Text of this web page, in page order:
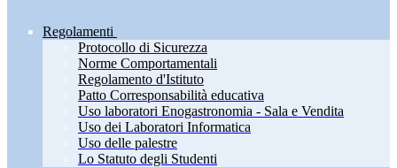
Regolamenti
Protocollo di Sicurezza
Norme Comportamentali
Regolamento d'Istituto
Patto Corresponsabilità educativa
Uso laboratori Enogastronomia - Sala e Vendita
Uso dei Laboratori Informatica
Uso delle palestre
Lo Statuto degli Studenti